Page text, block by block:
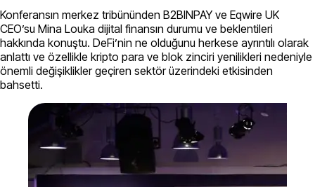
Konferansın merkez tribününden B2BINPAY ve Eqwire UK
CEO’su Mina Louka dijital finansın durumu ve beklentileri
hakkında konuştu. DeFi’nin ne olduğunu herkese ayrıntılı olarak
anlattı ve özellikle kripto para ve blok zinciri yenilikleri nedeniyle
önemli değişiklikler geçiren sektör üzerindeki etkisinden
bahsetti.